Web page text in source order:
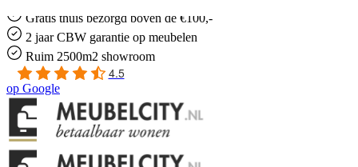
Gratis thuis bezorgd boven de €100,-
2 jaar CBW garantie op meubelen
Ruim 2500m2 showroom
4.5
op Google